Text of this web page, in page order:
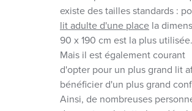
existe des tailles standards :
lit adulte d'une place la
90 x 190 cm est la plus utilisée.
Mais il est également courant
d'opter pour un plus grand lit
bénéficier d'un plus grand
Ainsi, de nombreuses